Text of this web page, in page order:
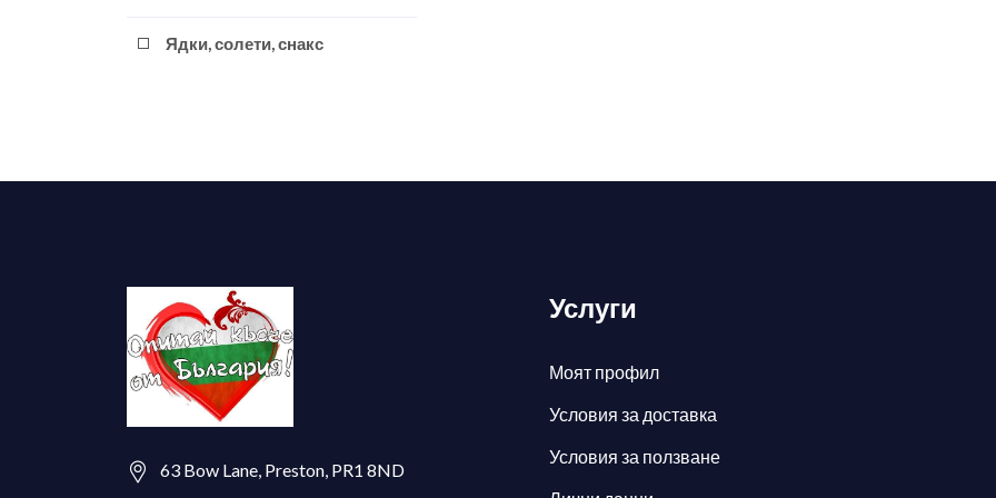
Ядки, солети, снакс
63 Bow Lane, Preston, PR1 8ND
Услуги
Моят профил
Условия за доставка
Условия за ползване